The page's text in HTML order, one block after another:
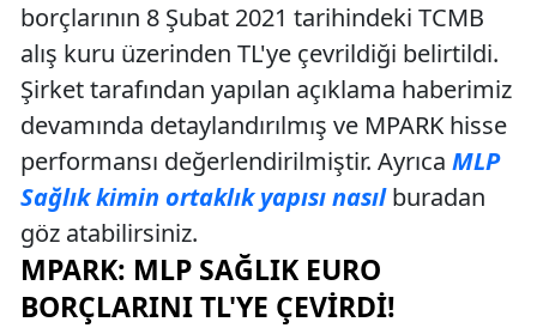
borçlarının 8 Şubat 2021 tarihindeki TCMB
alış kuru üzerinden TL'ye çevrildiği belirtildi.
Şirket tarafından yapılan açıklama haberimiz
devamında detaylandırılmış ve MPARK hisse
performansı değerlendirilmiştir. Ayrıca MLP
Sağlık kimin ortaklık yapısı nasılburadan
göz atabilirsiniz.
MPARK: MLP SAĞLIK EURO
BORÇLARINI TL'YE ÇEVIRDI!